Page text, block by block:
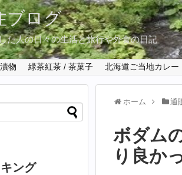
ブログ
た人の日々の生活と旅行や外食の日記
物 緑茶紅茶 / 茶菓子 北海道ご当地カレー
ホーム 通
ボダム
り良か
ング